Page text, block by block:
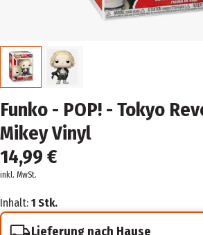
Funko - POP! - Tokyo
Mikey Vinyl
14,99 €
inkl. MwSt.
Inhalt: 1 Stk.
Lieferung nach Hause